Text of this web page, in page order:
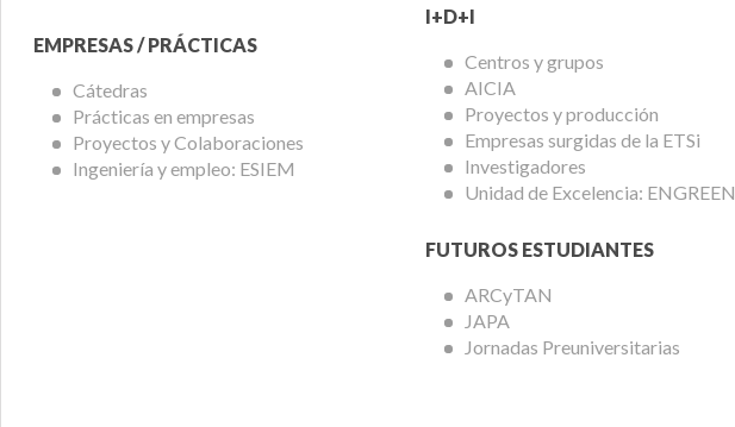
EMPRESAS / PRÁCTICAS
Cátedras
Prácticas en empresas
Proyectos y Colaboraciones
Ingeniería y empleo: ESIEM
I+D+I
Centros y grupos
AICIA
Proyectos y producción
Empresas surgidas de la ETSi
Investigadores
Unidad de Excelencia: ENGREEN
FUTUROS ESTUDIANTES
ARCyTAN
JAPA
Jornadas Preuniversitarias